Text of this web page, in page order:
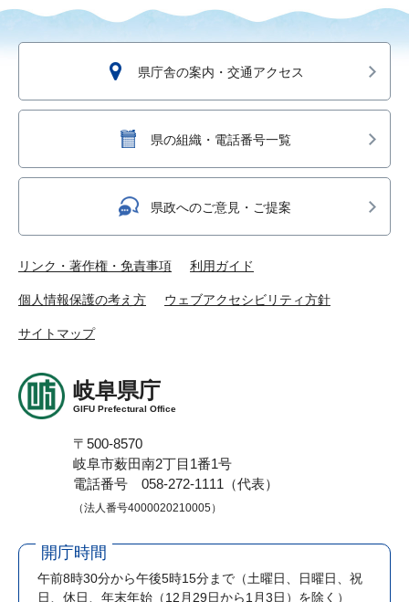
県庁舎の案内・交通アクセス
県の組織・電話番号一覧
県政へのご意見・ご提案
リンク・著作権・免責事項 利用ガイド
個人情報保護の考え方 ウェブアクセシビリティ方針
サイトマップ
岐阜県庁
GIFU Prefectural Office
〒500-8570
岐阜市薮田南2丁目1番1号
電話番号 058-272-1111（代表）
（法人番号4000020210005）
開庁時間
午前8時30分から午後5時15分まで （土曜日、日曜日、祝
日、休日、年末年始（12月29日から1月3日）を除く）